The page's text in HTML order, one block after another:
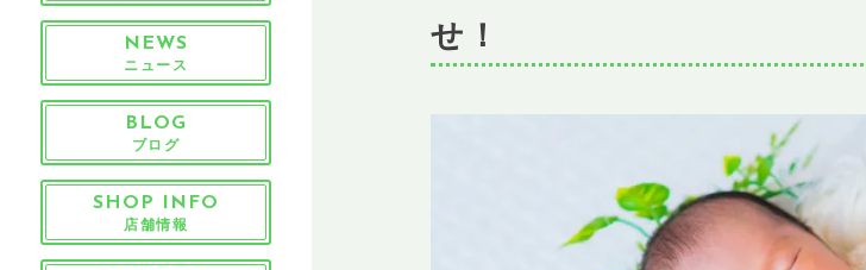
NEWS
ニュース
BLOG
ブログ
SHOP INFO
店舗情報
せ！